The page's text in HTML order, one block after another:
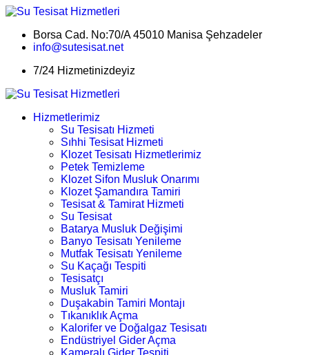
Borsa Cad. No:70/A 45010 Manisa Şehzadeler
info@sutesisat.net
7/24 Hizmetinizdeyiz
Hizmetlerimiz
Su Tesisatı Hizmeti
Sıhhi Tesisat Hizmeti
Klozet Tesisatı Hizmetlerimiz
Petek Temizleme
Klozet Sifon Musluk Onarımı
Klozet Şamandıra Tamiri
Tesisat & Tamirat Hizmeti
Su Tesisat
Batarya Musluk Değişimi
Banyo Tesisatı Yenileme
Mutfak Tesisatı Yenileme
Su Kaçağı Tespiti
Tesisatçı
Musluk Tamiri
Duşakabin Tamiri Montajı
Tıkanıklık Açma
Kalorifer ve Doğalgaz Tesisatı
Endüstriyel Gider Açma
Kameralı Gider Tespiti